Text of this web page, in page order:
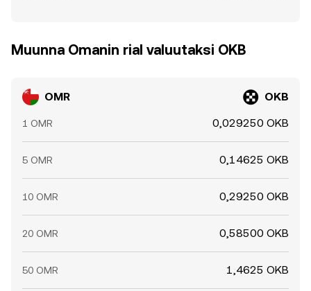
Muunna Omanin rial valuutaksi OKB
OMR OKB
1 OMR 0,029250 OKB
5 OMR 0,14625 OKB
10 OMR 0,29250 OKB
20 OMR 0,58500 OKB
50 OMR 1,4625 OKB